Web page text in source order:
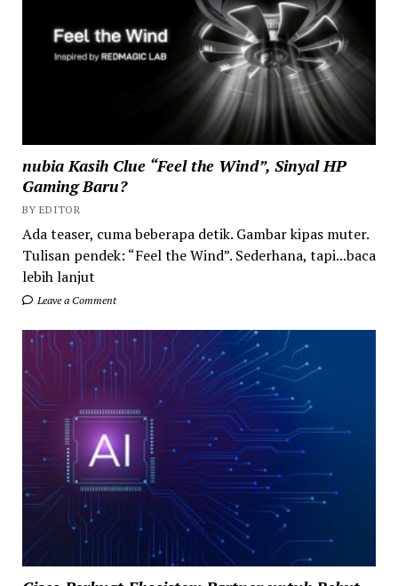
nubia Kasih Clue “Feel the Wind”, Sinyal HP
Gaming Baru?
BY EDITOR
Ada teaser, cuma beberapa detik. Gambar kipas muter.
Tulisan pendek: “Feel the Wind”. Sederhana, tapi...baca
lebih lanjut
Leave a Comment